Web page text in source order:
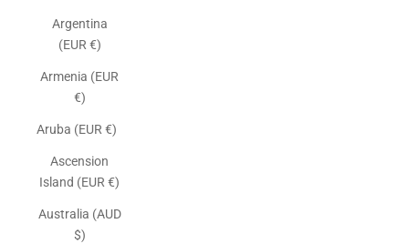
Argentina
(EUR €)
Armenia (EUR
€)
Aruba (EUR €)
Ascension
Island (EUR €)
Australia (AUD
$)